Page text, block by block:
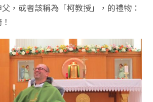
，或者該稱為「柯教授」，的禮物：